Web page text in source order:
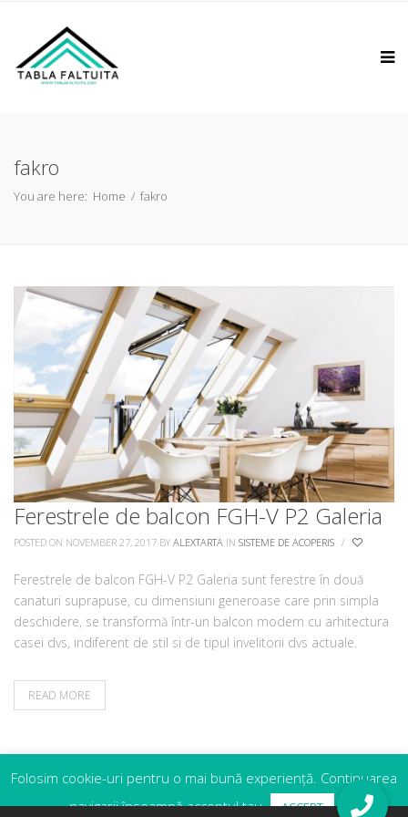
fakro
You are here: Home / fakro
Ferestrele de balcon FGH-V P2 Galeria
POSTED ON NOVEMBER 27, 2017 BY ALEXTARTA IN SISTEME DE ACOPERIS /
Ferestrele de balcon FGH-V P2 Galeria sunt ferestre în două
canaturi suprapuse, cu dimensiuni generoase care prin simpla
deschidere, se transformă într-un balcon modern cu arhitectura
casei dvs, indiferent de stil si de tipul invelitorii dvs actuale.
READ MORE
Folosim cookie-uri pentru o mai bună experiență. Continuarea
navigarii înseamnă acceptul tau.
ACCEPT